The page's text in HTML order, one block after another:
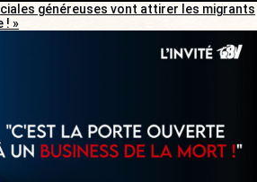
généreuses vont attirer les migrants
! »